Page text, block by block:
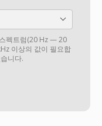
펙트럼(20 Hz — 20
이상의 값이 필요합
니다.